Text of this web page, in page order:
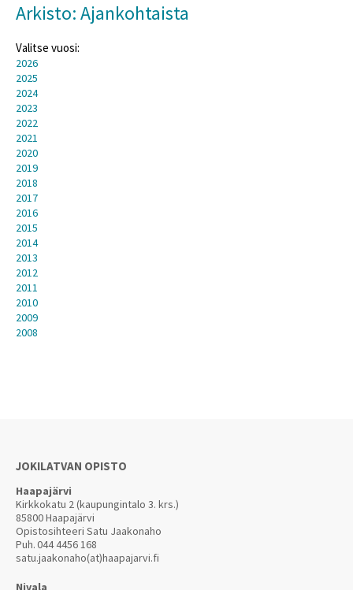
Arkisto: Ajankohtaista
Valitse vuosi:
2026
2025
2024
2023
2022
2021
2020
2019
2018
2017
2016
2015
2014
2013
2012
2011
2010
2009
2008
JOKILATVAN OPISTO
Haapajärvi
Kirkkokatu 2 (kaupungintalo 3. krs.)
85800 Haapajärvi
Opistosihteeri Satu Jaakonaho
Puh.044 4456 168
satu.jaakonaho(at)haapajarvi.fi
Nivala